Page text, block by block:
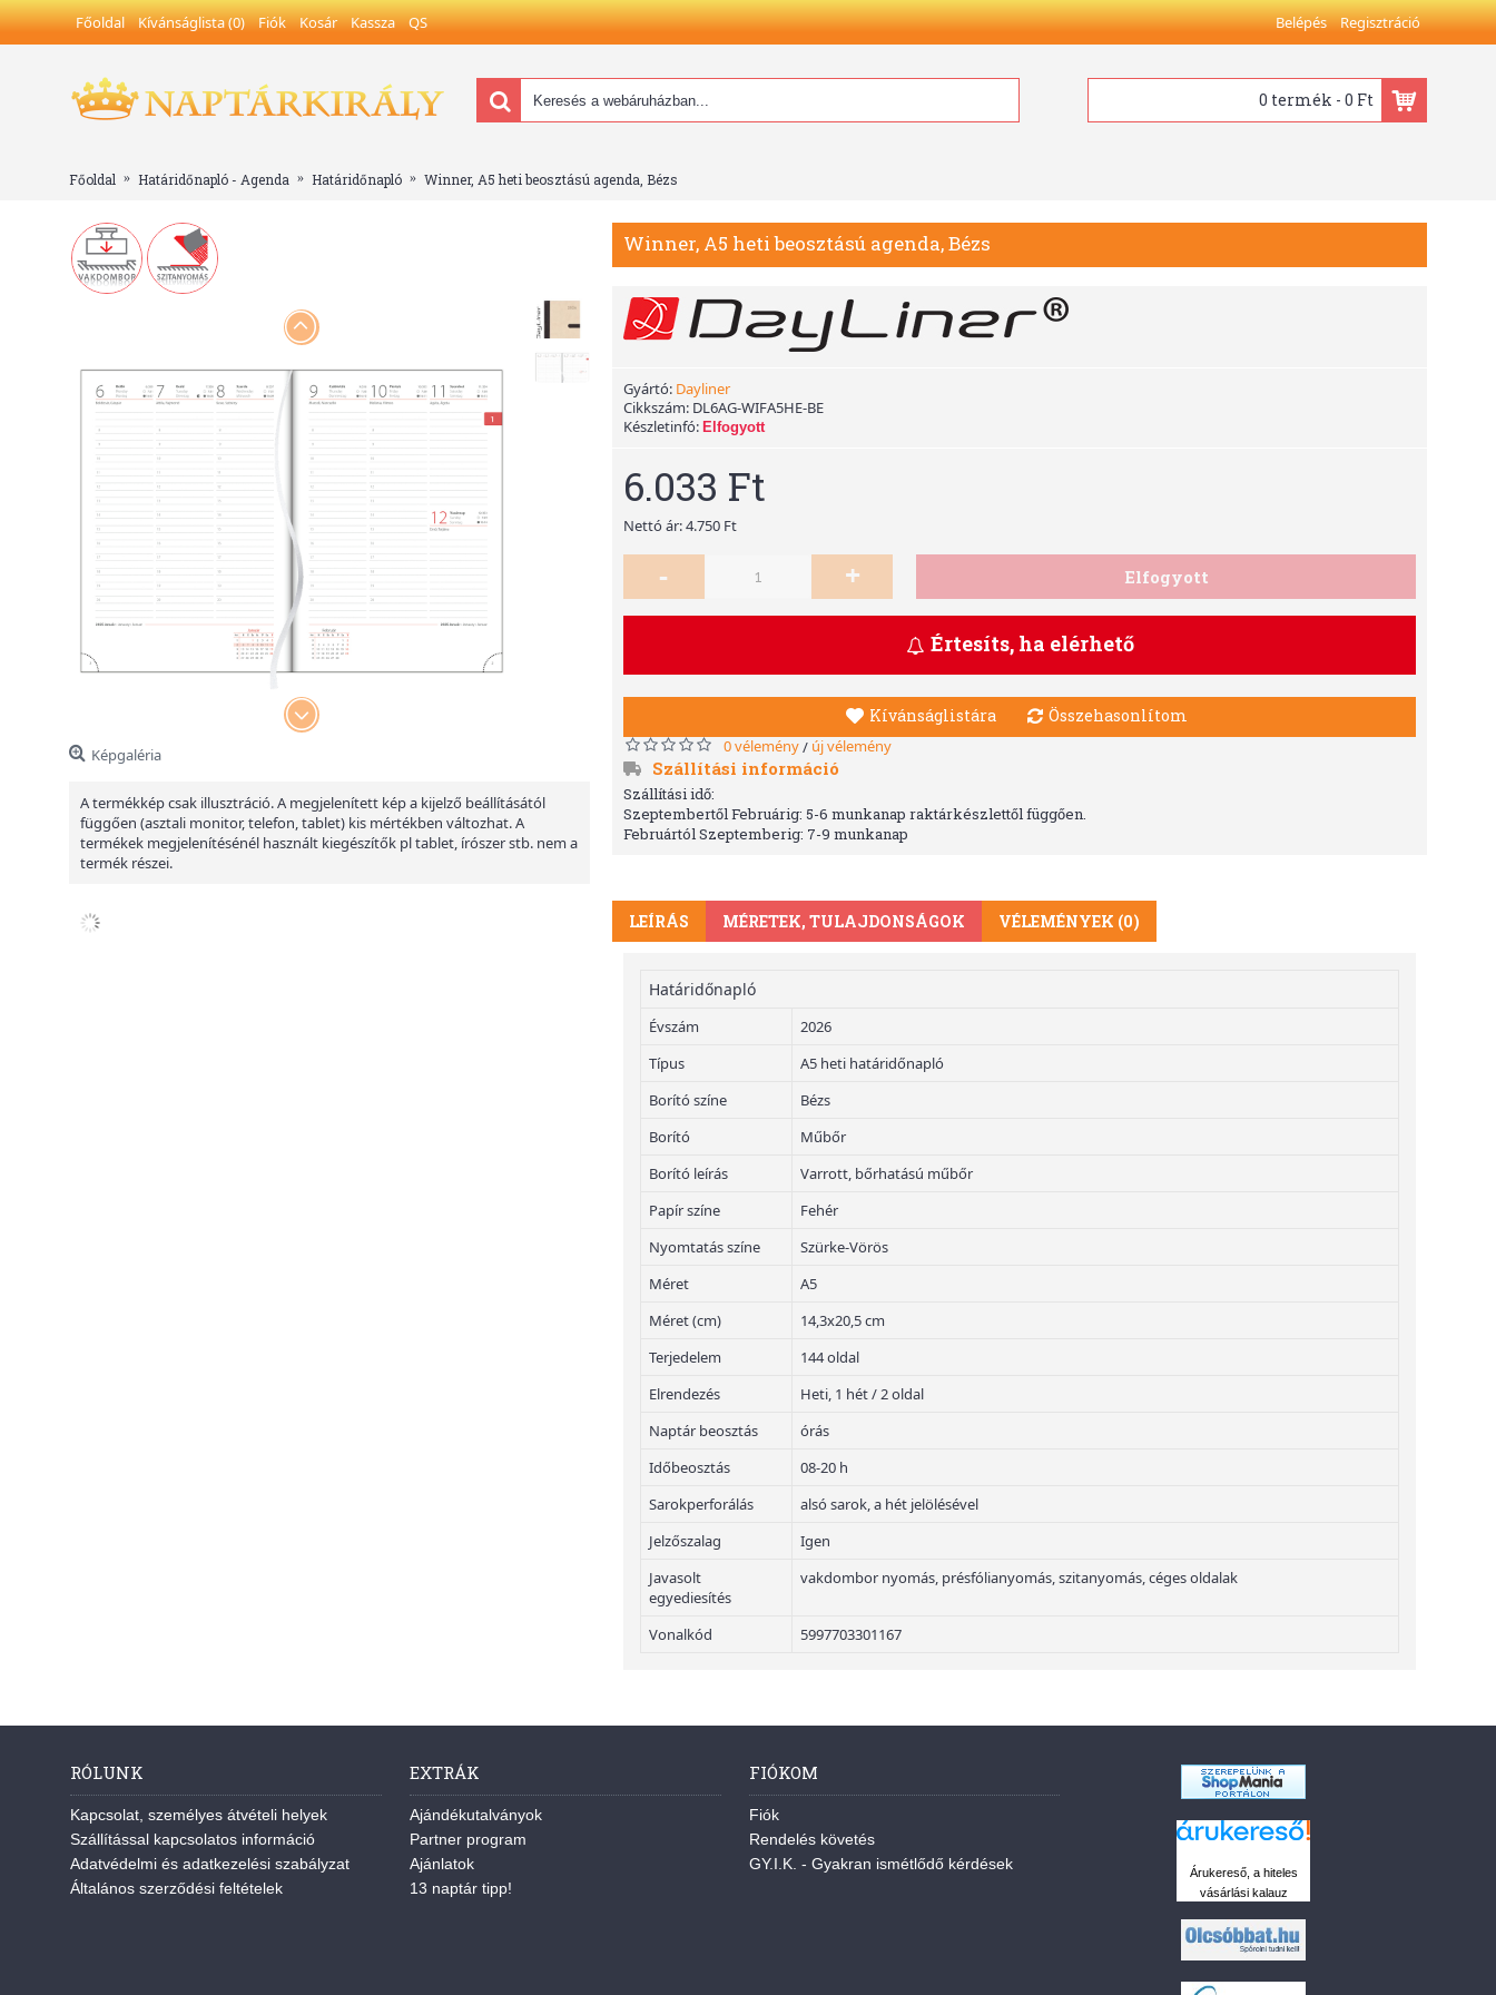
Főoldal Kívánságlista (0) Fiók Kosár Kassza QS Belépés Regisztráció
0 termék - 0 Ft
Főoldal Határidőnapló - Agenda Határidőnapló Winner, A5 heti beosztású agenda, Bézs
Képgaléria
A termékkép csak illusztráció. A megjelenített kép a kijelző beállításától
függően (asztali monitor, telefon, tablet) kis mértékben változhat. A
termékek megjelenítésénél használt kiegészítők pl tablet, írószer stb. nem a
termék részei.
Winner, A5 heti beosztású agenda, Bézs
Gyártó: Dayliner
Cikkszám: DL6AG-WIFA5HE-BE
Készletinfó: Elfogyott
6.033 Ft
Nettó ár: 4.750 Ft
- + Elfogyott
Értesíts, ha elérhető
Kívánságlistára Összehasonlítom
0 vélemény/ új vélemény
Szállítási információ
Szállítási idő:
Szeptembertől Februárig: 5-6 munkanap raktárkészlettől függően.
Februártól Szeptemberig: 7-9 munkanap
LEÍRÁS MÉRETEK, TULAJDONSÁGOK VÉLEMÉNYEK (0)
Határidőnapló
Évszám
2026
Típus
A5 heti határidőnapló
Borító színe
Bézs
Borító
Műbőr
Borító leírás
Varrott, bőrhatású műbőr
Papír színe
Fehér
Nyomtatás színe
Szürke-Vörös
Méret
A5
Méret (cm)
14,3x20,5 cm
Terjedelem
144 oldal
Elrendezés
Heti, 1 hét / 2 oldal
Naptár beosztás
órás
Időbeosztás
08-20 h
Sarokperforálás
alsó sarok, a hét jelölésével
Jelzőszalag
Igen
Javasolt
egyediesítés
vakdombor nyomás, présfólianyomás, szitanyomás, céges oldalak
Vonalkód 5997703301167
RÓLUNK
Kapcsolat, személyes átvételi helyek
Szállítással kapcsolatos információ
Adatvédelmi és adatkezelési szabályzat
Általános szerződési feltételek
EXTRÁK
Ajándékutalványok
Partner program
Ajánlatok
13 naptár tipp!
FIÓKOM
Fiók
Rendelés követés
GY.I.K. - Gyakran ismétlődő kérdések
Árukereső, a hiteles
vásárlási kalauz